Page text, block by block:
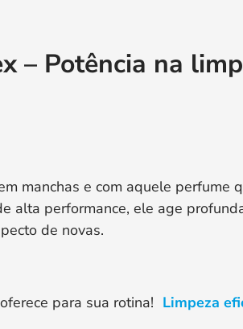
– Potência na
manchas e com aquele perfume
alta performance, ele age
de novas.
para sua rotina! Limpeza